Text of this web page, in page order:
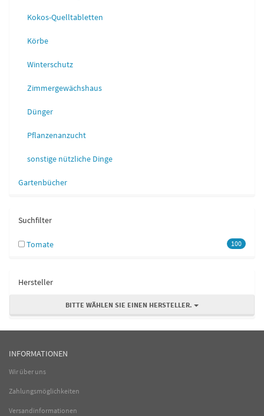
Kokos-Quelltabletten
Körbe
Winterschutz
Zimmergewächshaus
Dünger
Pflanzenanzucht
sonstige nützliche Dinge
Gartenbücher
Suchfilter
100
Tomate
Hersteller
BITTE WÄHLEN SIE EINEN HERSTELLER.
INFORMATIONEN
Wir über uns
Zahlungsmöglichkeiten
Versandinformationen